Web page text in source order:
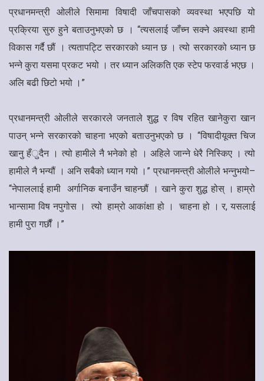
प्रधानमन्त्री ओलीले सिमामा विषादी जाँचपासको व्यवस्था भएपछि यो
प्रक्रिया सुरु हुने बताउनुभएको छ । “त्यसलाई जाँच्न सक्ने अवस्था हामी
विकास गर्दै छौं । त्यतापट्टि सरकारको ध्यान छ । त्यो सरकारको ध्यान छ
भन्ने कुरा यसमा प्रकट भयो । तर ध्यान अलिकति एक स्टेप फरवार्ड भएछ ।
अलि बढी छिटो भयो ।”
प्रधानमन्त्री ओलीले सरकारले जनताले शुद्ध र विष रहित खानेकुरा खान
पाउन् भन्ने सरकारको चाहना भएको बताउनुभएको छ । “विषादीयूक्त चिज
खानु हँुदैन । त्यो हामीले नै भनेको हो । अहिले जान्ने धेरै निस्किए । त्यो
हामीले नै भन्यौं । अनि सबैको ध्यान गयो ।” प्रधानमन्त्री ओलीले भन्नुभयो–
“नेपाललाई हामी अर्गानिक बनाउँन चाहन्छौं । खाने कुरा शुद्ध होस् । हाम्रो
भान्सामा विष नपुगोस । त्यो हाम्रो आकांक्षा हो । चाहना हो । र, यसलाई
हामी पुरा गर्छौं ।”